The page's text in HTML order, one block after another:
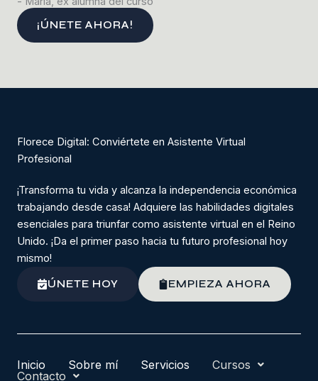
¡ÚNETE AHORA!
Florece Digital: Conviértete en Asistente Virtual
Profesional
¡Transforma tu vida y alcanza la independencia económica
trabajando desde casa! Adquiere las habilidades digitales
esenciales para triunfar como asistente virtual en el Reino
Unido. ¡Da el primer paso hacia tu futuro profesional hoy
mismo!
ÚNETE HOY EMPIEZA AHORA
Inicio Sobre mí Servicios
Cursos
Contacto